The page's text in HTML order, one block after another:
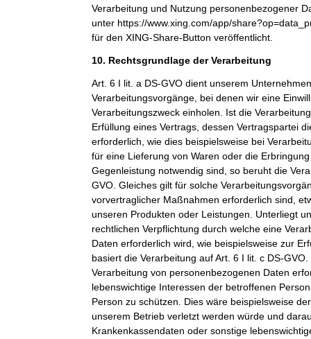
Verarbeitung und Nutzung personenbezogener
unter https://www.xing.com/app/
für den XING-Share-Button veröffentlicht.
10. Rechtsgrundlage der Verarbeitung
Art. 6 I lit. a DS-GVO dient unserem
Verarbeitungsvorgänge, bei denen wir eine
Verarbeitungszweck einholen. Ist die
Erfüllung eines Vertrags, dessen Vertragspartei
erforderlich, wie dies beispielsweise bei
für eine Lieferung von Waren oder die
Gegenleistung notwendig sind, so beruht die
GVO. Gleiches gilt für solche
vorvertraglicher Maßnahmen erforderlich sind,
unseren Produkten oder Leistungen. Unterliegt
rechtlichen Verpflichtung durch welche eine
Daten erforderlich wird, wie beispielsweise zur
basiert die Verarbeitung auf Art. 6 I lit. c DS-
Verarbeitung von personenbezogenen Daten
lebenswichtige Interessen der betroffenen
Person zu schützen. Dies wäre beispielsweise
unserem Betrieb verletzt werden würde und
Krankenkassendaten oder sonstige